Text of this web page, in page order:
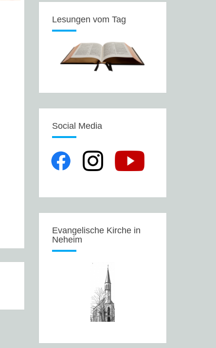
Lesungen vom Tag
Social Media
Evangelische Kirche in
Neheim